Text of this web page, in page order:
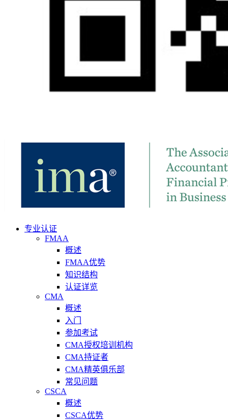
专业认证
FMAA
概述
FMAA优势
知识结构
认证详览
CMA
概述
入门
参加考试
CMA授权培训机构
CMA持证者
CMA精英俱乐部
常见问题
CSCA
概述
CSCA优势